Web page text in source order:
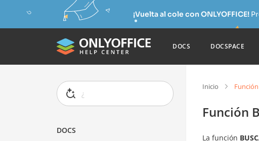
¡Vuelta al cole con ONLYOFFICE!
DOCS DOCSPACE
DOCS
Inicio Función
Función
La función